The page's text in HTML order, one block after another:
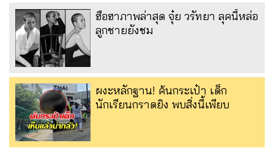
ฮือฮาภาพล่าสุด จุ๋ย วรัทยา ลุคนี้หล่อ
ลูกชายยังชม
ผงะหลักฐาน! ค้นกระเป๋า เด็ก
นักเรียนกราดยิง พบสิ่งนี้เพียบ